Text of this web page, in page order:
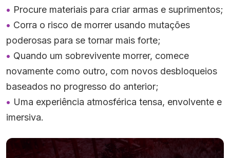
Procure materiais para criar armas e suprimentos;
Corra o risco de morrer usando mutações
poderosas para se tornar mais forte;
Quando um sobrevivente morrer, comece
novamente como outro, com novos desbloqueios
baseados no progresso do anterior;
Uma experiência atmosférica tensa, envolvente e
imersiva.